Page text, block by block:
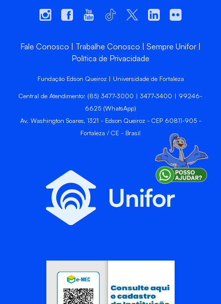
Fale Conosco Trabalhe Conosco
Sempre Unifor
Política de Privacidade
Fundação Edson Queiroz | Universidade de Fortaleza
Central de Atendimento: (85) 3477-3000 | 3477-3400 | 99246-
6625 (WhatsApp)
Av. Washington Soares, 1321 - Edson Queiroz - CEP 60811-905 -
Fortaleza / CE - Brasil